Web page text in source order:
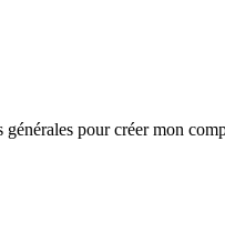
générales pour créer mon